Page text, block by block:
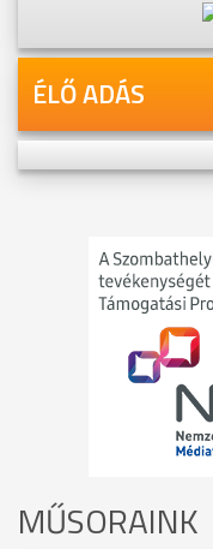
ÉLŐ ADÁS
MŰSORAINK